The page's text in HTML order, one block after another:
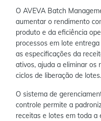
O AVEVA Batch
aumentar o rendimento
produto e da eficiência
processos em lote
as especificações da
ativos, ajuda a eliminar os
ciclos de liberação de lotes.
O sistema de
controle permite a
receitas e lotes em toda a